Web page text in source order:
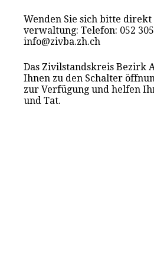
Wenden Sie sich bitte direkt
verwaltung: Telefon: 052
info@zivba.zh.ch
Das Zivilstandskreis Bezirk
Ihnen zu den Schalter
zur Verfügung und helfen
und Tat.